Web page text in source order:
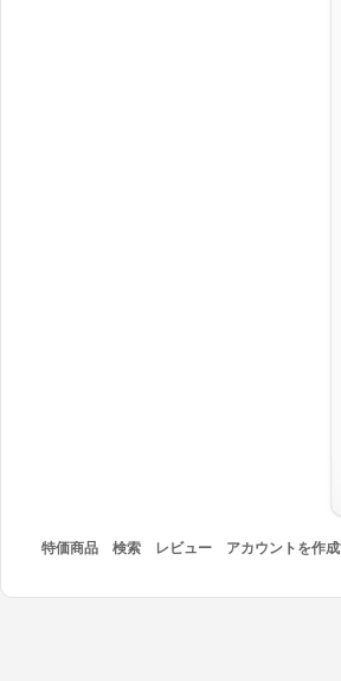
特価商品 検索 レビュー アカウントを作